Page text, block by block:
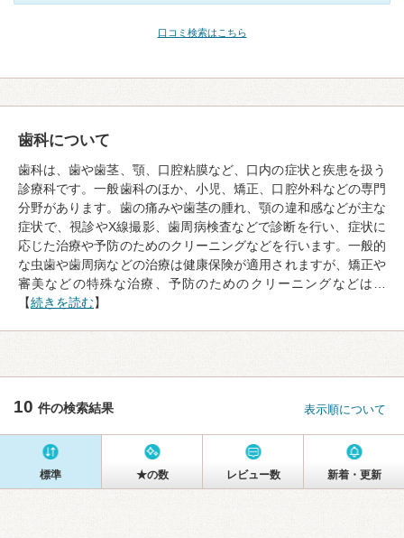
口コミ検索はこちら
歯科について
歯科は、歯や歯茎、顎、口腔粘膜など、口内の症状と疾患を扱う
診療科です。一般歯科のほか、小児、矯正、口腔外科などの専門
分野があります。歯の痛みや歯茎の腫れ、顎の違和感などが主な
症状で、視診やX線撮影、歯周病検査などで診断を行い、症状に
応じた治療や予防のためのクリーニングなどを行います。一般的
な虫歯や歯周病などの治療は健康保険が適用されますが、矯正や
審美などの特殊な治療、予防のためのクリーニングなどは…
【続きを読む】
10 件の検索結果 表示順について
標準 ★の数 レビュー数 新着・更新